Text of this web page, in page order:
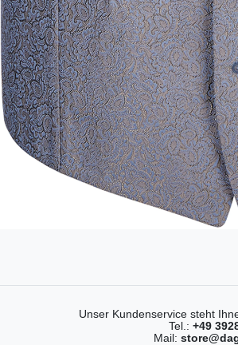
Unser Kundenservice steht
Tel.: +49
Mail: